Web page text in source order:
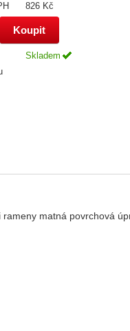
826 Kč
Skladem
matná povrchová